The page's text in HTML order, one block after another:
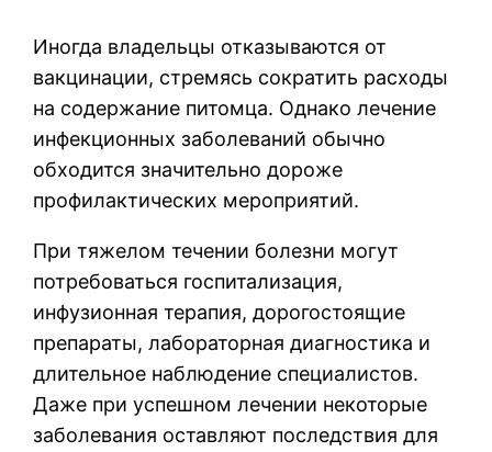
Иногда владельцы отказываются от
вакцинации, стремясь сократить расходы
на содержание питомца. Однако лечение
инфекционных заболеваний обычно
обходится значительно дороже
профилактических мероприятий.
При тяжелом течении болезни могут
потребоваться госпитализация,
инфузионная терапия, дорогостоящие
препараты, лабораторная диагностика и
длительное наблюдение специалистов.
Даже при успешном лечении некоторые
заболевания оставляют последствия для